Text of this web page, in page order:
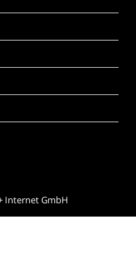
Internet GmbH